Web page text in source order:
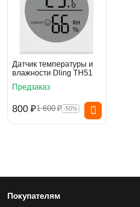
Датчик температуры и
влажности Dling TH51
Предзаказ
‍800‍ ₽1 600₽ -50%
Покупателям